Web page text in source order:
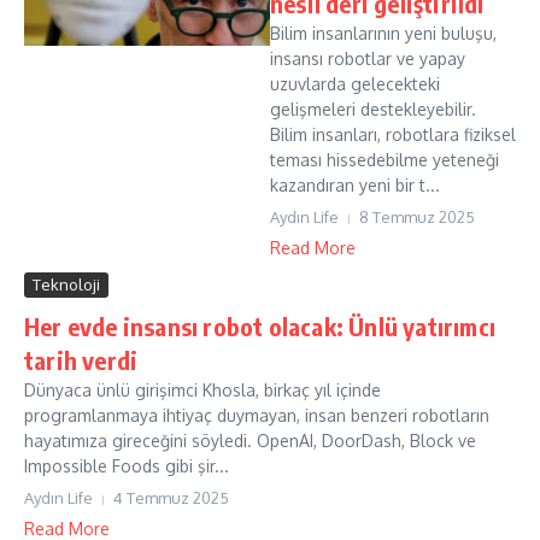
Bilim insanlarının yeni buluşu,
insansı robotlar ve yapay
uzuvlarda gelecekteki
gelişmeleri destekleyebilir.
Bilim insanları, robotlara fiziksel
teması hissedebilme yeteneği
kazandıran yeni bir t...
Aydın Life 8 Temmuz 2025
Read More
Teknoloji
Her evde insansı robot olacak: Ünlü yatırımcı
tarih verdi
Dünyaca ünlü girişimci Khosla, birkaç yıl içinde
programlanmaya ihtiyaç duymayan, insan benzeri robotların
hayatımıza gireceğini söyledi. OpenAI, DoorDash, Block ve
Impossible Foods gibi şir...
Aydın Life 4 Temmuz 2025
Read More